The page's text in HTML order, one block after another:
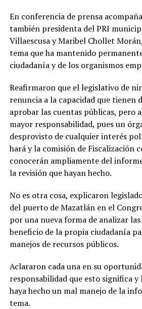
En conferencia de prensa
también presidenta del PRI
Villaescusa y Maribel Chollet
tema que ha mantenido
ciudadanía y de los organismos
Reafirmaron que el legislativo de
renuncia a la capacidad que tienen
aprobar las cuentas públicas, pero
mayor responsabilidad, pues un
desprovisto de cualquier interés
hará y la comisión de Fiscalización
conocerán ampliamente del
la revisión que hayan hecho.
No es otra cosa, explicaron
del puerto de Mazatlán en el
por una nueva forma de analizar
beneficio de la propia ciudadanía
manejos de recursos públicos.
Aclararon cada una en su
responsabilidad que esto significa
haya hecho un mal manejo de la
tema.